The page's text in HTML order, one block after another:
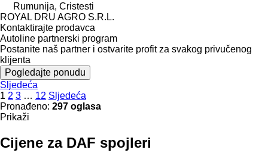
Rumunija, Cristesti
ROYAL DRU AGRO S.R.L.
Kontaktirajte prodavca
Autoline partnerski program
Postanite naš partner i ostvarite profit za svakog privučenog
klijenta
Pogledajte ponudu
Sljedeća
1 2 3 … 12 Sljedeća
Pronađeno: 297 oglasa
Prikaži
Cijene za DAF spojleri